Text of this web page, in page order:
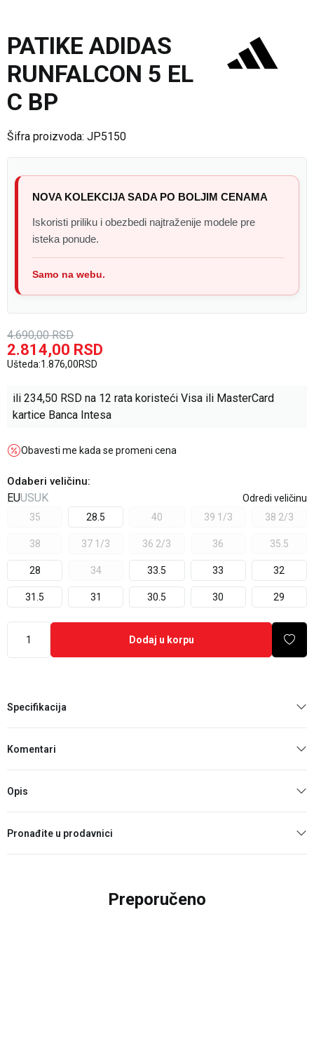
PATIKE ADIDAS
RUNFALCON 5 EL
C BP
Šifra proizvoda: JP5150
NOVA KOLEKCIJA SADA PO BOLJIM CENAMA
Iskoristi priliku i obezbedi najtraženije modele pre
isteka ponude.
Samo na webu.
4.690,00 RSD
2.814,00 RSD
Ušteda:1.876,00RSD
ili 234,50 RSD na 12 rata koristeći Visa ili MasterCard
kartice Banca Intesa
Obavesti me kada se promeni cena
Odaberi veličinu:
EUUSUK
Odredi veličinu
35
28.5 40 39 1/3 38 2/3
38 37 1/3 36 2/3 36 35.5
28 34 33.5 33 32
31.5 31 30.5 30 29
Dodaj u korpu
Specifikacija
Komentari
Opis
Pronađite u prodavnici
Preporučeno